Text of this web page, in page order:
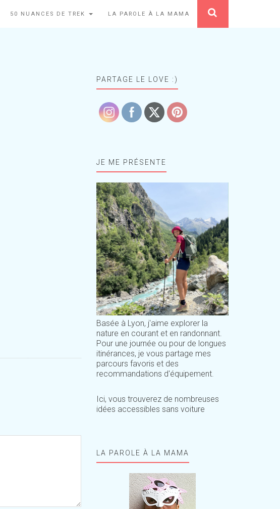
50 NUANCES DE TREK LA PAROLE À LA MAMA
PARTAGE LE LOVE :)
JE ME PRÉSENTE
Basée à Lyon, j'aime explorer la
nature en courant et en randonnant.
Pour une journée ou pour de longues
itinérances, je vous partage mes
parcours favoris et des
recommandations d'équipement.
Ici, vous trouverez de nombreuses
idées accessibles sans voiture
LA PAROLE À LA MAMA